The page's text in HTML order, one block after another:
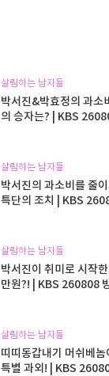
살림하는 남자들
박서진&박효정의 과소
의 승자는? | KBS
살림하는 남자들
박서진의 과소비를 줄
특단의 조치 | KBS
살림하는 남자들
박서진이 취미로 시작
만원?! | KBS 260808
살림하는 남자들
띠띠동갑내기 머쉬베
특별 과외! | KBS